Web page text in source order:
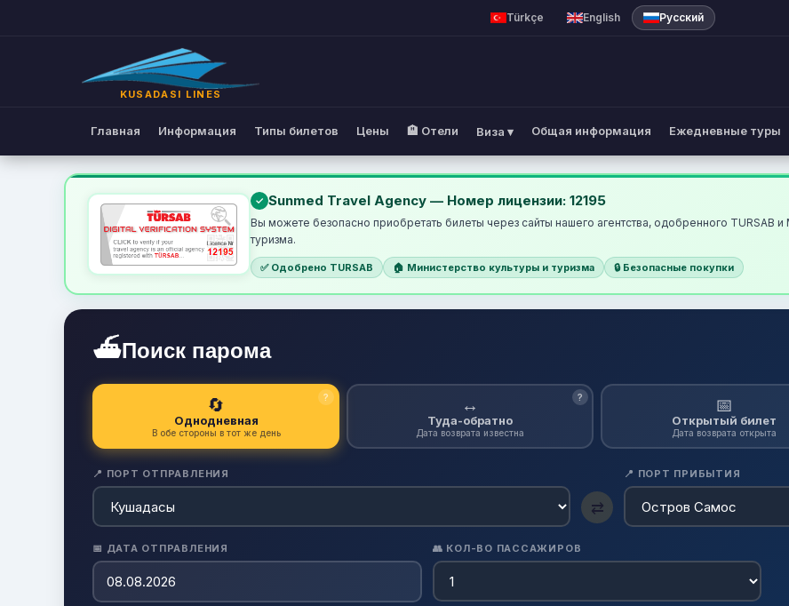
Türkçe English Русский
KUSADASI LINES
Главная Информация Типы билетов Цены 🏨 Отели Виза ▾ Общая информация Ежедневные туры
Паромный билет онлайн | Kusadasi Lines
Sunmed Travel Agency — Номер лицензии: 12195
Вы можете безопасно приобретать билеты через сайты нашего агентства, одобренного TURSAB и
туризма.
✅ Одобрено TURSAB 🏠 Министерство культуры и туризма 🔒 Безопасные покупки
⛴Поиск парома
🔄
Однодневная
В обе стороны в тот же день
? ↔
Туда-обратно
Дата возврата известна
? 📅
Открытый билет
Дата возврата открыта
📍 ПОРТ ОТПРАВЛЕНИЯ
⇄
📍 ПОРТ ПРИБЫТИЯ
📅 ДАТА ОТПРАВЛЕНИЯ 👥 КОЛ-ВО ПАССАЖИРОВ